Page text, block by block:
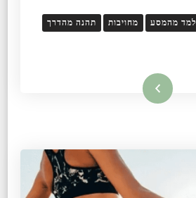
למד מהמסע מחויבות תהנה מהדרך
קרא עוד